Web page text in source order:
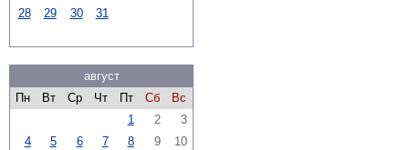
28
29 30 31
август
Пн
Вт Ср Чт Пт Сб
Вс
1
2
3
4
5 6 7 8 9
10